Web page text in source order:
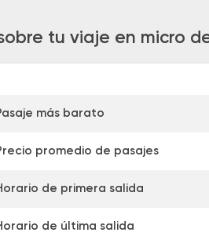
tu viaje en micro
más barato
promedio de pasajes
de primera salida
de última salida